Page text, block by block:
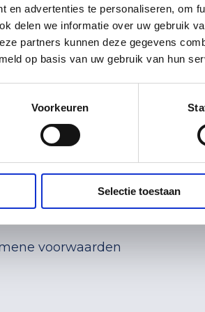
en advertenties te personaliseren, om
delen we informatie over uw gebruik
partners kunnen deze gegevens
op basis van uw gebruik van hun
Voorkeuren
Selectie toestaan
en verwijzers
De eerste 1000
voorwaarden